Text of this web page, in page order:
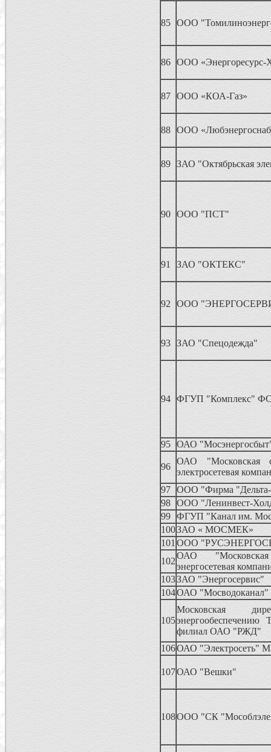
85 ООО
86 ООО «Энергоресурс-
87 ООО «КОА-Газ»
88 ООО
89 ЗАО "Октябрьская
90 ООО "ПСТ"
91 ЗАО "ОКТЕКС"
92 ООО
93 ЗАО "Спецодежда"
94 ФГУП "Комплекс"
95 ОАО
96
ОАО "Московская
электросетевая
97 ООО "Фирма
98 ООО "Ленинвест-
99 ФГУП "Канал им.
100ЗАО « МОСМЕК»
101 ООО
102
ОАО "Московская
энергосетевая
103ЗАО "Энергосервис"
104ОАО "Мосводоканал"
105
Московская
энергообеспечению
филиал ОАО "РЖД"
106ОАО "Электросеть"
107ОАО "Вешки"
108ООО "СК